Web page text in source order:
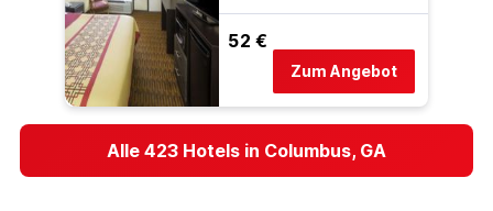
52 €
Zum Angebot
Alle 423 Hotels in Columbus, GA